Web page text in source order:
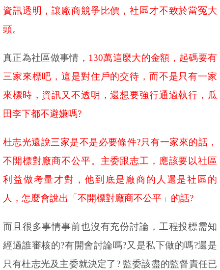
資訊透明，讓廠商競爭比價，社區才不致於當冤大
頭。
真正為社區做事情， 130萬這麼大的金額，起碼要有
三家來標吧，這是對住戶的交待，而不是只有一家
來標時，資訊又不透明，還想要強行通過執行，瓜
田李下都不避嫌嗎?
杜志光還說三家是不是必要條件?只有一家來的話，
不開標對廠商不公平。主委跟志工，應該要以社區
利益做考量才對，他到底是廠商的人還是社區的
人，怎麼會說出「不開標對廠商不公平」的話?
而且很多事情事前也沒有充份討論，工程投標需知
經過誰審核的?有開會討論嗎?又是私下做的嗎?還是
只有杜志光及主委就決定了 ? 監委該盡的監督責任已